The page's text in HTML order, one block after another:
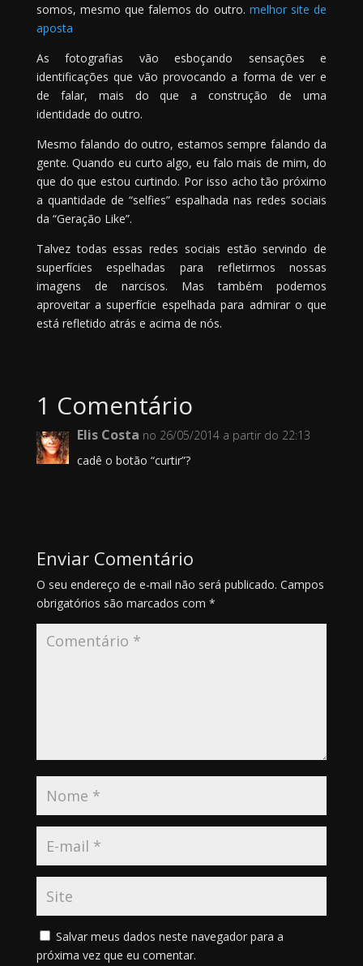
somos, mesmo que falemos do outro. melhor site de
aposta
As fotografias vão esboçando sensações e
identificações que vão provocando a forma de ver e
de falar, mais do que a construção de uma
identidade do outro.
Mesmo falando do outro, estamos sempre falando da
gente. Quando eu curto algo, eu falo mais de mim, do
que do que estou curtindo. Por isso acho tão próximo
a quantidade de “selfies” espalhada nas redes sociais
da “Geração Like”.
Talvez todas essas redes sociais estão servindo de
superfícies espelhadas para refletirmos nossas
imagens de narcisos. Mas também podemos
aproveitar a superfície espelhada para admirar o que
está refletido atrás e acima de nós.
1 Comentário
Elis Costa no 26/05/2014 a partir do 22:13
cadê o botão “curtir”?
Enviar Comentário
O seu endereço de e-mail não será publicado. Campos
obrigatórios são marcados com *
Salvar meus dados neste navegador para a
próxima vez que eu comentar.